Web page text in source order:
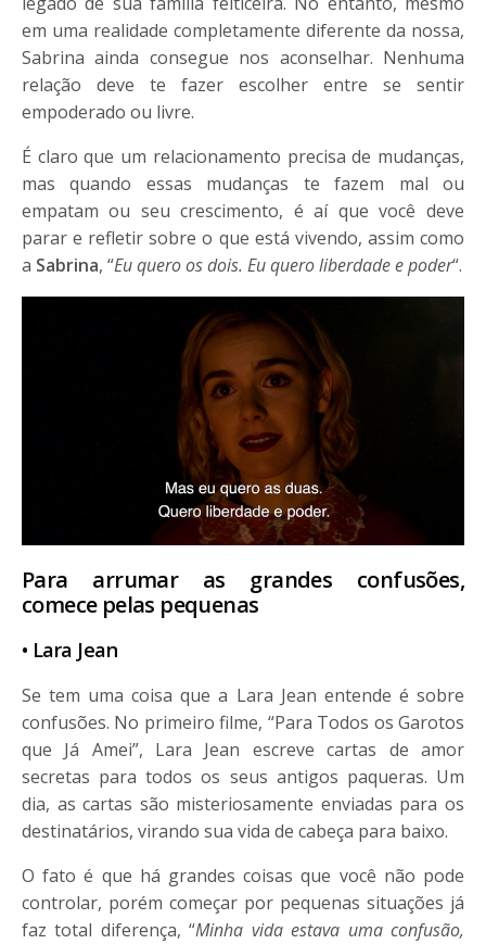
em uma realidade completamente diferente da nossa,
Sabrina ainda consegue nos aconselhar. Nenhuma
relação deve te fazer escolher entre se sentir
empoderado ou livre.
É claro que um relacionamento precisa de mudanças,
mas quando essas mudanças te fazem mal ou
empatam ou seu crescimento, é aí que você deve
parar e refletir sobre o que está vivendo, assim como
a Sabrina, “Eu quero os dois. Eu quero liberdade e poder“.
Para arrumar as grandes confusões,
comece pelas pequenas
• Lara Jean
Se tem uma coisa que a Lara Jean entende é sobre
confusões. No primeiro filme, “Para Todos os Garotos
que Já Amei”, Lara Jean escreve cartas de amor
secretas para todos os seus antigos paqueras. Um
dia, as cartas são misteriosamente enviadas para os
destinatários, virando sua vida de cabeça para baixo.
O fato é que há grandes coisas que você não pode
controlar, porém começar por pequenas situações já
faz total diferença, “Minha vida estava uma confusão,